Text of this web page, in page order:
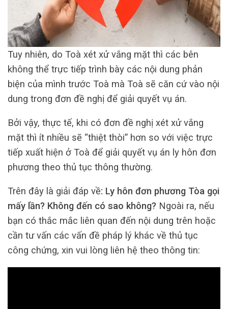
Tuy nhiên, do Toà xét xử vắng mặt thì các bên
không thể trực tiếp trình bày các nội dung phản
biện của mình trước Toà mà Toà sẽ căn cứ vào nội
dung trong đơn đề nghị để giải quyết vụ án.
Bởi vậy, thực tế, khi có đơn đề nghị xét xử vắng
mặt thì ít nhiều sẽ “thiệt thòi” hơn so với việc trực
tiếp xuất hiện ở Toà để giải quyết vụ án ly hôn đơn
phương theo thủ tục thông thường.
Trên đây là giải đáp về: Ly hôn đơn phương Tòa gọi
mấy lần? Không đến có sao không? Ngoài ra, nếu
bạn có thắc mắc liên quan đến nội dung trên hoặc
cần tư vấn các vấn đề pháp lý khác về thủ tục
công chứng, xin vui lòng liên hệ theo thông tin: